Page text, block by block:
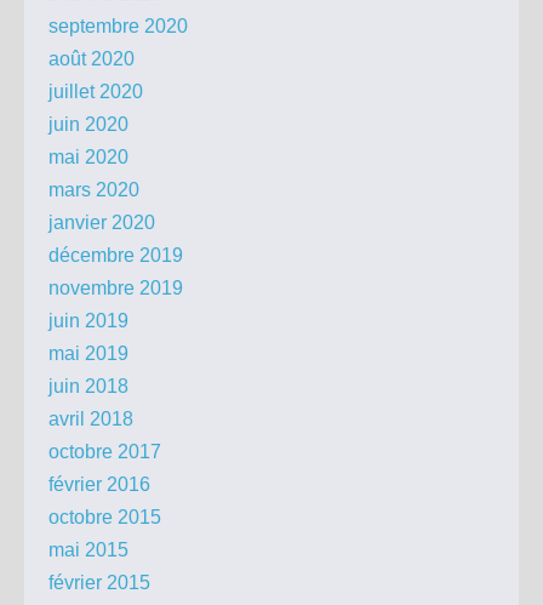
septembre 2020
août 2020
juillet 2020
juin 2020
mai 2020
mars 2020
janvier 2020
décembre 2019
novembre 2019
juin 2019
mai 2019
juin 2018
avril 2018
octobre 2017
février 2016
octobre 2015
mai 2015
février 2015